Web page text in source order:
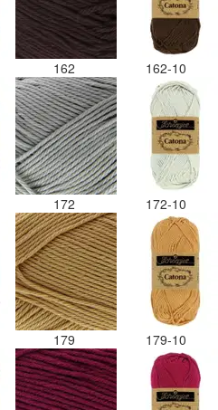
162 162-10
172 172-10
179 179-10